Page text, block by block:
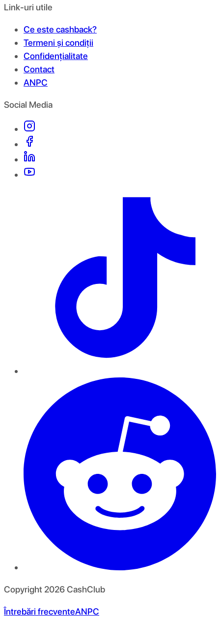
Link-uri utile
Ce este cashback?
Termeni și condiții
Confidențialitate
Contact
ANPC
Social Media
Copyright 2026CashClub
Întrebări frecventeANPC